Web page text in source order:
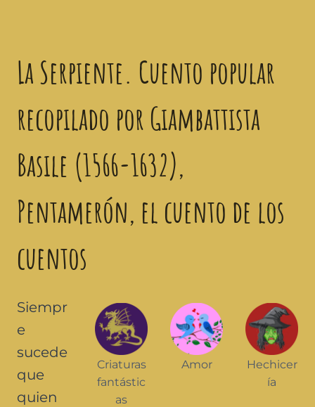
La Serpiente. Cuento popular
recopilado por Giambattista
Basile (1566-1632),
Pentamerón, el cuento de los
cuentos
Hechicer
ía
Amor
Criaturas
fantástic
as
Siempr
e
sucede
que
quien